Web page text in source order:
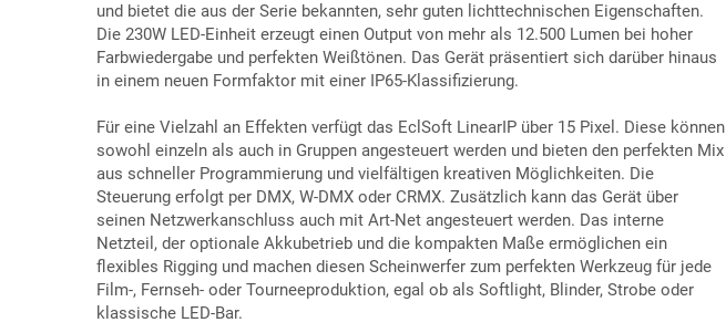
und bietet die aus der Serie bekannten, sehr guten lichttechnischen Eigenschaften.
Die 230W LED-Einheit erzeugt einen Output von mehr als 12.500 Lumen bei hoher
Farbwiedergabe und perfekten Weißtönen. Das Gerät präsentiert sich darüber hinaus
in einem neuen Formfaktor mit einer IP65-Klassifizierung.
Für eine Vielzahl an Effekten verfügt das EclSoft LinearIP über 15 Pixel. Diese können
sowohl einzeln als auch in Gruppen angesteuert werden und bieten den perfekten Mix
aus schneller Programmierung und vielfältigen kreativen Möglichkeiten. Die
Steuerung erfolgt per DMX, W-DMX oder CRMX. Zusätzlich kann das Gerät über
seinen Netzwerkanschluss auch mit Art-Net angesteuert werden. Das interne
Netzteil, der optionale Akkubetrieb und die kompakten Maße ermöglichen ein
flexibles Rigging und machen diesen Scheinwerfer zum perfekten Werkzeug für jede
Film-, Fernseh- oder Tourneeproduktion, egal ob als Softlight, Blinder, Strobe oder
klassische LED-Bar.